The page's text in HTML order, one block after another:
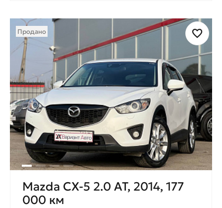
Продано
Mazda CX-5 2.0 AT, 2014, 177
000 км